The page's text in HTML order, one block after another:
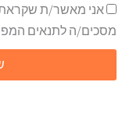
אני מאשר/ת שקראתי
מסכים/ה לתנאים